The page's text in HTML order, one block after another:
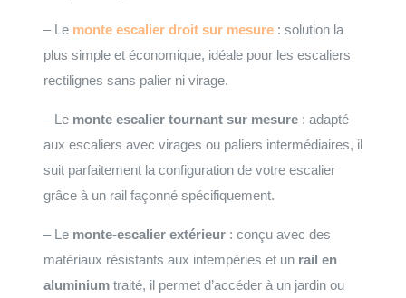
– Le monte escalier droit sur mesure : solution la
plus simple et économique, idéale pour les escaliers
rectilignes sans palier ni virage.
– Le monte escalier tournant sur mesure : adapté
aux escaliers avec virages ou paliers intermédiaires, il
suit parfaitement la configuration de votre escalier
grâce à un rail façonné spécifiquement.
– Le monte-escalier extérieur : conçu avec des
matériaux résistants aux intempéries et un rail en
aluminium traité, il permet d’accéder à un jardin ou